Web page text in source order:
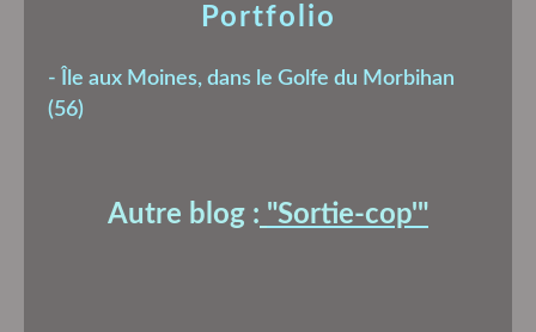
Portfolio
- Île aux Moines, dans le Golfe du Morbihan
(56)
Autre blog : "Sortie-cop'"